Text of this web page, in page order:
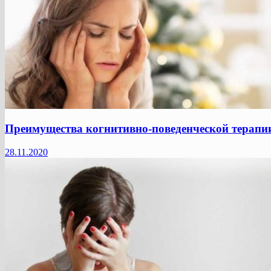
Преимущества когнитивно-поведенческой
28.11.2020